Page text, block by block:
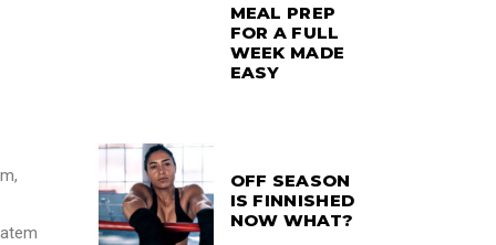
MEAL PREP
FOR A FULL
WEEK MADE
EASY
OFF SEASON
IS FINNISHED
NOW WHAT?